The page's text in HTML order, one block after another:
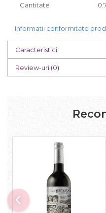
Cantitate
Informatii conformitate
Caracteristici
Review-uri (0)